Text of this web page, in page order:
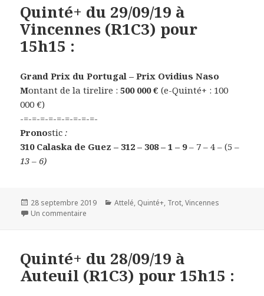
Quinté+ du 29/09/19 à
Vincennes (R1C3) pour
15h15 :
Grand Prix du Portugal – Prix Ovidius Naso
Montant de la tirelire :500 000 € (e-Quinté+ : 100
000 €)
-=-=-=-=-=-=-=-=-=-
Pronostic:
310 Calaska de Guez – 312 – 308 – 1 – 9– 7 – 4 – (5 –
13 – 6)
Publié
le
28 septembre 2019 Catégories
Attelé, Quinté+, Trot,Vincennes
Un commentaire
Quinté+ du 28/09/19 à
Auteuil (R1C3) pour 15h15 :